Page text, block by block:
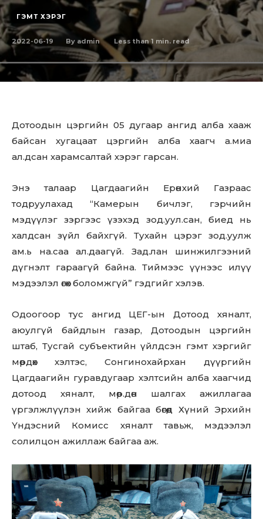
ГЭМТ ХЭРЭГ
2022-06-19 By admin Less than 1 min. read
Дотоодын цэргийн 05 дугаар ангид алба хааж
байсан хугацаат цэргийн алба хаагч а.миа
ал.дсан харамсалтай хэрэг гарсан.
Энэ талаар Цагдаагийн Ерөнхий Газраас
тодруулахад “Камерын бичлэг, гэрчийн
мэдүүлэг зэргээс үзэхэд зод.уул.сан, биед нь
халдсан зүйл байхгүй. Тухайн цэрэг зод.уулж
ам.ь на.саа ал.даагүй. Зад.лан шинжилгээний
дүгнэлт гараагүй байна. Тиймээс үүнээс илүү
мэдээлэл өгөх боломжгүй” гэдгийг хэлэв.
Одоогоор тус ангид ЦЕГ-ын Дотоод хяналт,
аюулгүй байдлын газар, Дотоодын цэргийн
штаб, Тусгай субъектийн үйлдсэн гэмт хэргийг
мөрдөх хэлтэс, Сонгинохайрхан дүүргийн
Цагдаагийн гуравдугаар хэлтсийн алба хаагчид
дотоод хяналт, мөр.дөн шалгах ажиллагаа
үргэлжлүүлэн хийж байгаа бөгөөд Хүний Эрхийн
Үндэсний Комисс хяналт тавьж, мэдээлэл
солилцон ажиллаж байгаа аж.